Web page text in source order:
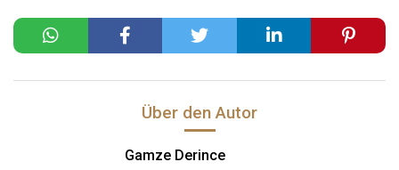
Über den Autor
Gamze Derince